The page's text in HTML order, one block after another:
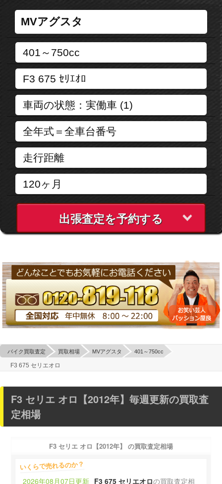
出張査定を予約する
バイク買取査定 買取相場 MVアグスタ 401～750cc
F3 675 セリエオロ
F3 セリエ オロ【2012年】毎週更新の買取査
定相場
F3 セリエ オロ【2012年】 の買取査定相場
いくらで売れるのか？
2026年08月07日更新 F3 675 セリエオロの買取査定相